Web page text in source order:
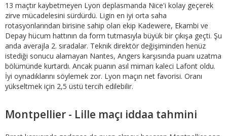
13 maçtır kaybetmeyen Lyon deplasmanda Nice'i kolay geçerek
zirve mücadelesini sürdürdü. Ligin en iyi orta saha
rotasyonlarından birisine sahip olan ekip Kadewere, Ekambi ve
Depay hücum hattının da form tutmasıyla büyük bir çıkışa geçti. Şu
anda averajla 2. sıradalar. Teknik direktör değişiminden henüz
istediği sonucu alamayan Nantes, Angers karşısında puanı uzatma
bölümünde kurtardı. Ancak puanın asıl mimarı kaleci Lafont oldu.
İyi oynadıklarını söylemek zor. Lyon maçın net favorisi. Oranı
yükseltmek için 2,5 üstü tercih edilebilir.
Montpellier - Lille maçı iddaa tahmini